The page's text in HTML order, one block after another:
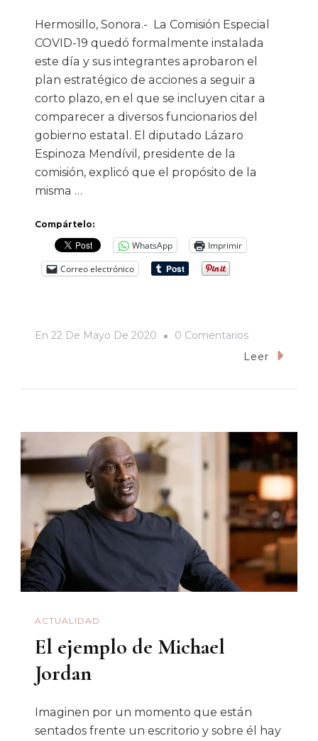
Hermosillo, Sonora.- La Comisión Especial
COVID-19 quedó formalmente instalada
este día y sus integrantes aprobaron el
plan estratégico de acciones a seguir a
corto plazo, en el que se incluyen citar a
comparecer a diversos funcionarios del
gobierno estatal. El diputado Lázaro
Espinoza Mendívil, presidente de la
comisión, explicó que el propósito de la
misma …
Compártelo:
WhatsApp
Imprimir
Correo electrónico
En 22 De Mayo De 2020 0 ComentariosEn
«Para
Más
Pobres
Crean
Comisión
Especial
COVID-
Leer
ACTUALIDAD
El ejemplo de Michael
Jordan
Imaginen por un momento que están
sentados frente un escritorio y sobre él hay